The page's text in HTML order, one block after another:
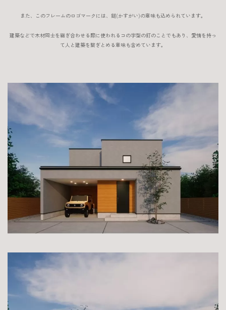
また、このフレームのロゴマークには、鎹(かすがい)の意味も込められています。
建築などで木材同士を継ぎ合わせる際に使われるコの字型の釘のことでもあり、愛情を持っ
て人と建築を繋ぎとめる意味も含めています。